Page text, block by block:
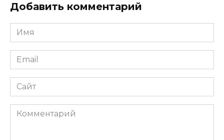
Добавить комментарий
Имя
*
Email
*
Сайт
Комментарий